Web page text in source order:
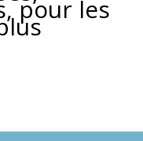
pour les